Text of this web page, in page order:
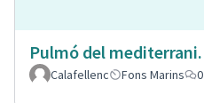
Pulmó del mediterrani.
Calafellenc
Fons Marins 0